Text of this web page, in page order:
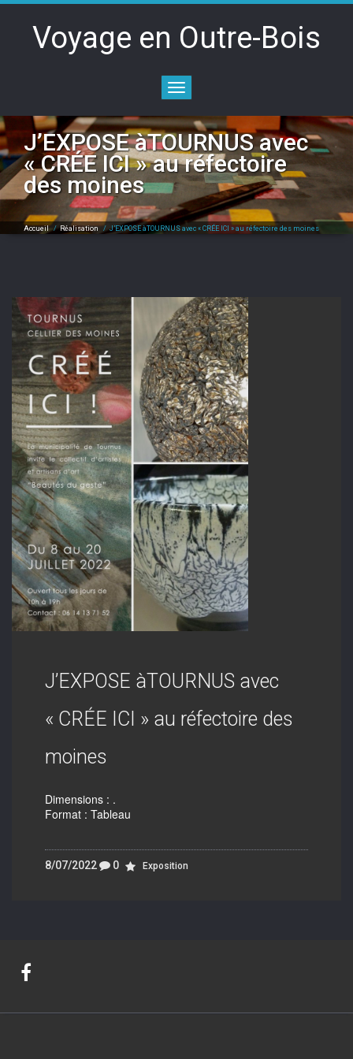
Voyage en Outre-Bois
Toggle
navigation
J’EXPOSE àTOURNUS avec
« CRÉE ICI » au réfectoire
des moines
Accueil/Réalisation/J’EXPOSE àTOURNUS avec « CRÉE ICI » au réfectoire des moines
J’EXPOSE àTOURNUS avec
« CRÉE ICI » au réfectoire des
moines
Dimensions : .
Format : Tableau
8/07/2022 0 Exposition